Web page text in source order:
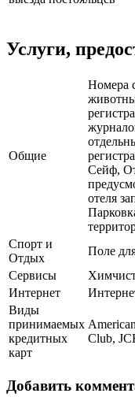
Услуги,
Общие
Номера
Сейф,
отеля
Спорт и
Отдых
Поле
Сервисы
Интернет
Виды
принимаемых
кредитных
карт
Club,
Добавить